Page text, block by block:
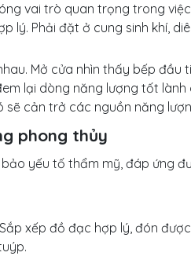
vai trò quan trọng trong
lý. Phải đặt ở cung sinh khí,
Mở cửa nhìn thấy bếp đầu
lại dòng năng lượng tốt lành
cản trở các nguồn năng
phong thủy
yếu tố thẩm mỹ, đáp ứng
xếp đồ đạc hợp lý, đón